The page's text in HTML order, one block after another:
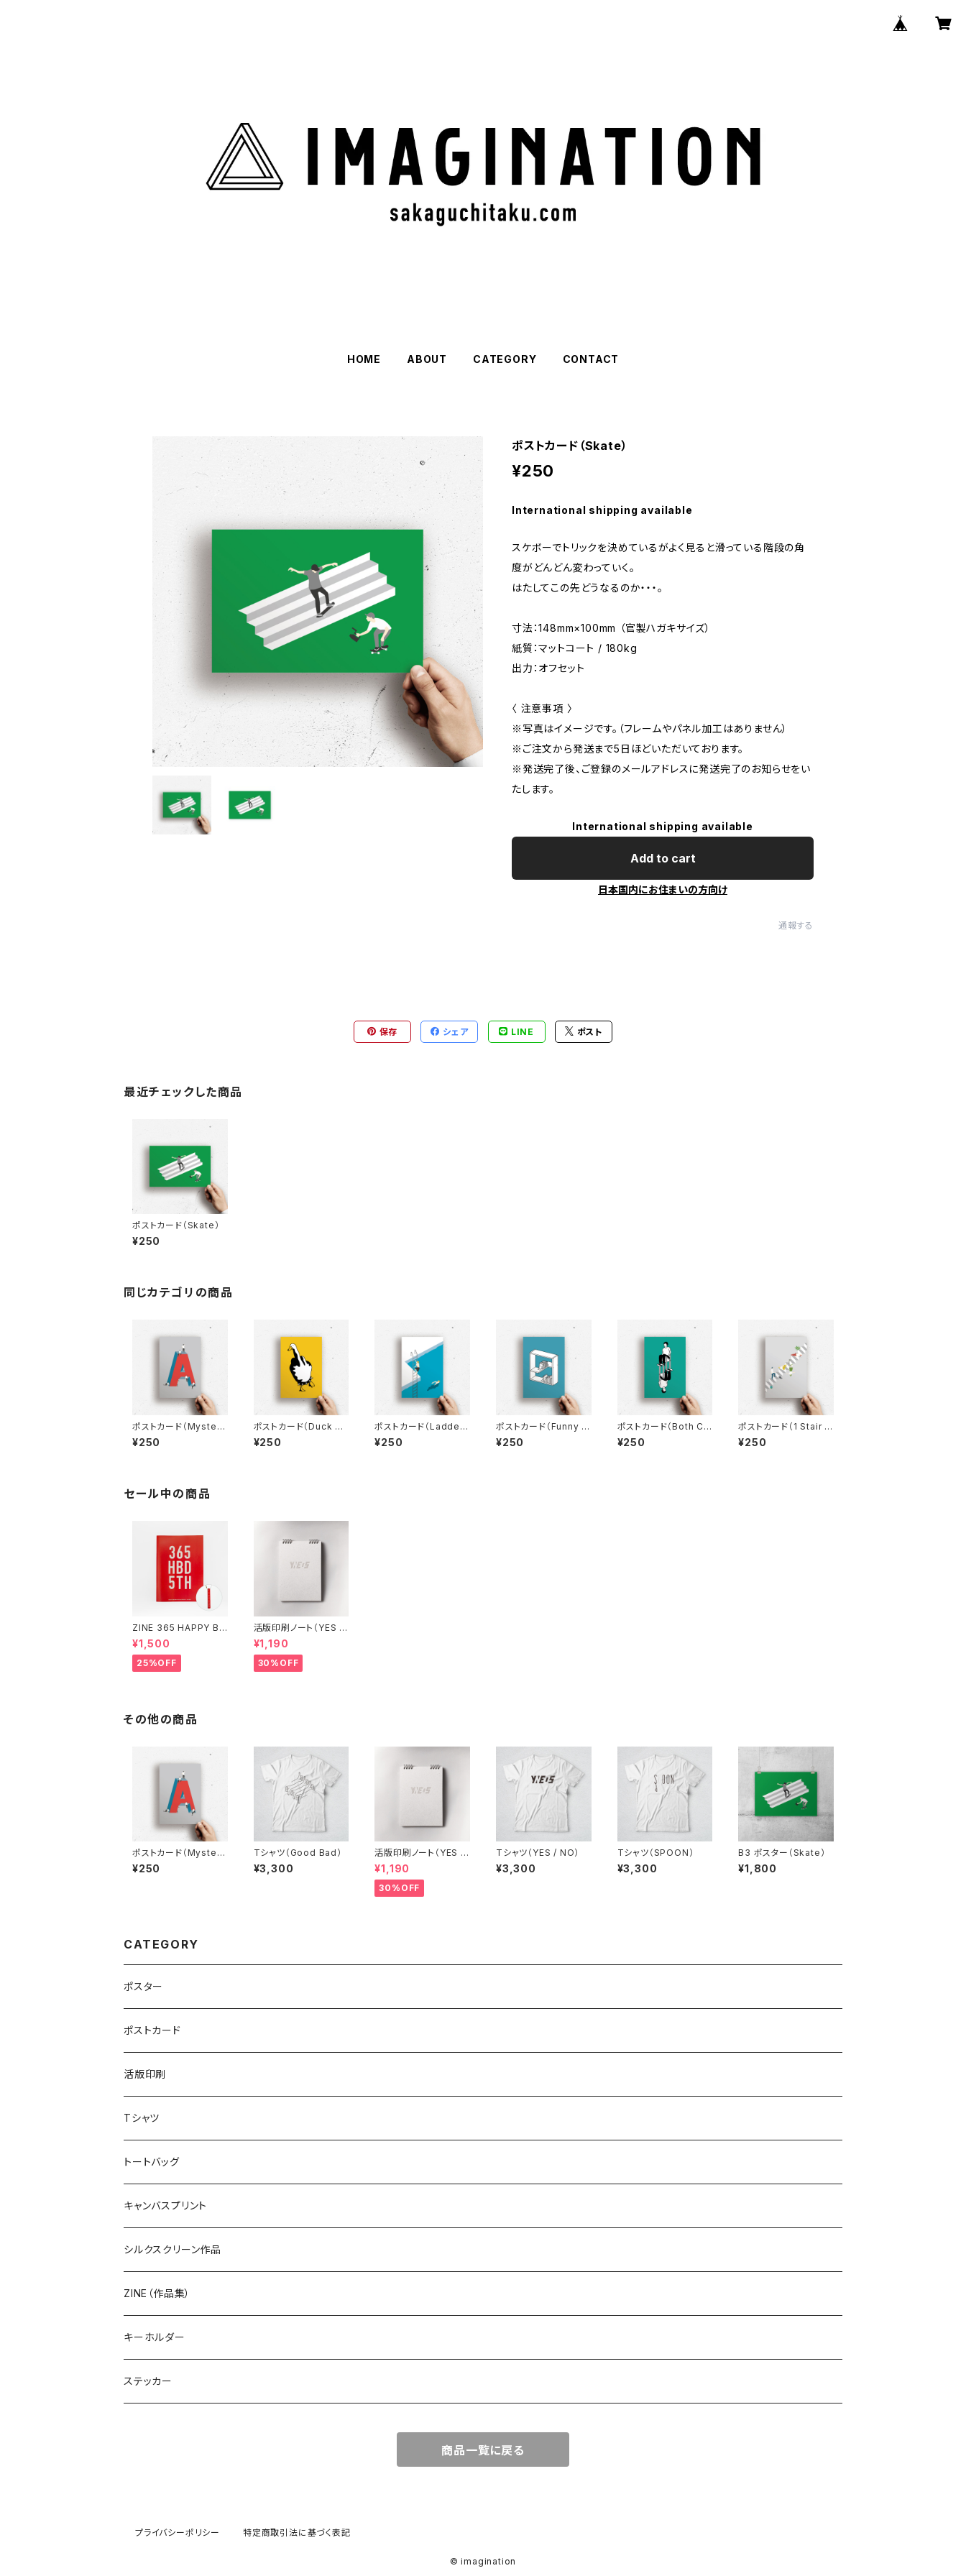
HOME ABOUT CATEGORY CONTACT
ポストカード（Skate）
¥250
International shipping available
スケボーでトリックを決めているがよく見ると滑っている階段の角
度がどんどん変わっていく。
はたしてこの先どうなるのか・・・。
寸法：148mm×100mm （官製ハガキサイズ）
紙質：マットコート / 180kg
出力：オフセット
〈 注意事項 〉
※写真はイメージです。（フレームやパネル加工はありません）
※ご注文から発送まで5日ほどいただいております。
※発送完了後、ご登録のメールアドレスに発送完了のお知らせをい
たします。
International shipping available
Add to cart
日本国内にお住まいの方向け
通報する
保存 シェア LINE ポスト
最近チェックした商品
ポストカード（Skate）
¥250
同じカテゴリの商品
ポストカード（Mystery
A）
¥250
ポストカード（Duck Yo
u）
¥250
ポストカード（Ladder
Pool）
¥250
ポストカード（Funny S
helf）
¥250
ポストカード（Both Ch
air）
¥250
ポストカード（1 Stair 4
Color）
¥250
セール中の商品
ZINE 365 HAPPY BI
RTHDAY（アクリルキー
ホルダー付き）
¥1,500
25%OFF
活版印刷ノート（YES /
NO）
¥1,190
30%OFF
その他の商品
ポストカード（Mystery
A）
¥250
Tシャツ（Good Bad）
¥3,300
活版印刷ノート（YES /
NO）
¥1,190
30%OFF
Tシャツ（YES / NO）
¥3,300
Tシャツ（SPOON）
¥3,300
B3 ポスター（Skate）
¥1,800
CATEGORY
ポスター
ポストカード
活版印刷
Tシャツ
トートバッグ
キャンバスプリント
シルクスクリーン作品
ZINE（作品集）
キーホルダー
ステッカー
商品一覧に戻る
プライバシーポリシー 特定商取引法に基づく表記
© imagination